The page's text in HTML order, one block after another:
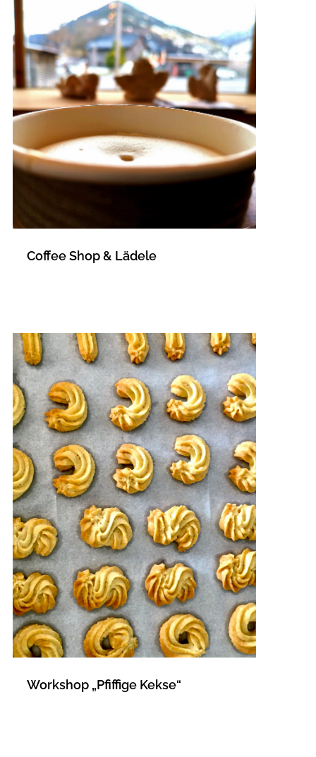
Coffee Shop & Lädele
Workshop „Pfiffige Kekse“